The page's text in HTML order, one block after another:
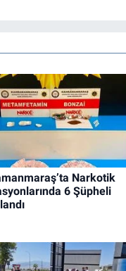
Narkotik
6 Şüpheli